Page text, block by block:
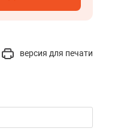
версия для печати